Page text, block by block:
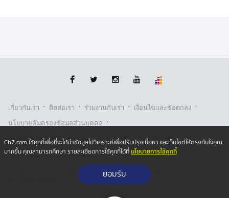
เกี่ยวกับเรา · ติตต่อเรา · ร่วมงานกับเรา · เงื่อนไขและข้อตกลง ·
นโยบายคุ้มครองข้อมูลส่วนบุคคล ·
นโยบายคุ้มครองข้อมูลส่วนบุคคล (ออนไลน์) · นโยบายคุกกี้ ·
รับเรื่องร้องเรียน
Copyright © 2026 Bangkok Broadcasting & T.V. Co.,Ltd.
Ch7.com ใช้คุกกี้เพื่อที่จะได้นำข้อมูลไปวิเคราะห์เพื่อปรับปรุงเนื้อหา และเว็บไซต์ให้ตรงกับใจคุณ
มากขึ้น คุณสามารถศึกษา รายละเอียดการใช้คุกกี้ได้ที่นโยบายการใช้คุกกี้
ยอมรับ